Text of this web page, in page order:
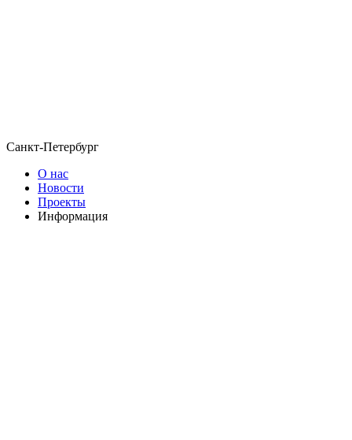
Санкт-Петербург
О нас
Новости
Проекты
Информация